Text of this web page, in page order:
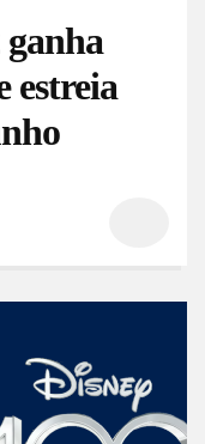
estreia